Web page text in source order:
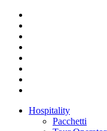
Hospitality
Pacchetti